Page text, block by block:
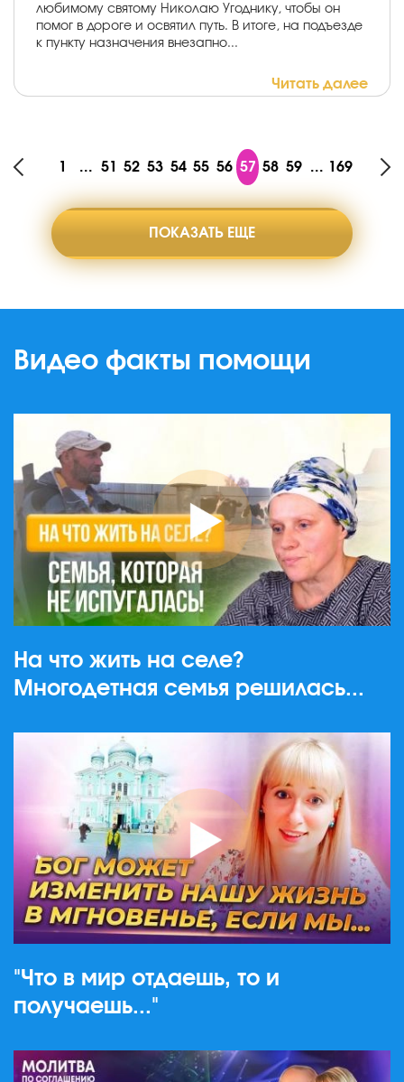
любимому святому Николаю Угоднику, чтобы он
помог в дороге и освятил путь. В итоге, на подъезде
к пункту назначения внезапно...
Читать далее
1 ... 51 52 53 54 55 56 57 58 59 ... 169
ПОКАЗАТЬ ЕЩЕ
Видео факты помощи
На что жить на селе?
Многодетная семья решилась...
"Что в мир отдаешь, то и
получаешь..."